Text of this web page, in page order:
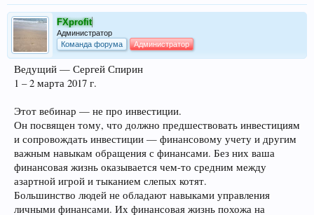
FXprofit
Администратор
Команда форума
Администратор
Ведущий — Сергей Спирин
1 – 2 марта 2017 г.
Этот вебинар — не про инвестиции.
Он посвящен тому, что должно предшествовать инвестициям
и сопровождать инвестиции — финансовому учету и другим
важным навыкам обращения с финансами. Без них ваша
финансовая жизнь оказывается чем-то средним между
азартной игрой и тыканием слепых котят.
Большинство людей не обладают навыками управления
личными финансами. Их финансовая жизнь похожа на